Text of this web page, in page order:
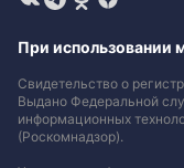
При использовании
Свидетельство о
Выдано Федеральной
информационных
(Роскомнадзор).